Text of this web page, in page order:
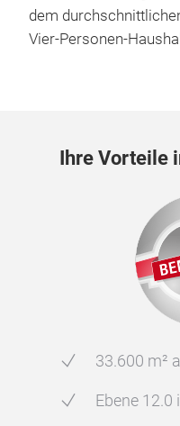
dem
Vier-Personen-
Ihre Vorteile
33.600 m²
Ebene